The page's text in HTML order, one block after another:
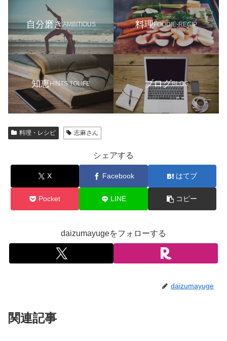
自分磨きAMBITIOUS 料理FOODIE-RECIP
知恵HINTS TOLIFE ブログBLOG
料理・レシピ 志麻さん
シェアする
X Facebook はてブ
Pocket LINE コピー
daizumayugeをフォローする
daizumayuge
関連記事